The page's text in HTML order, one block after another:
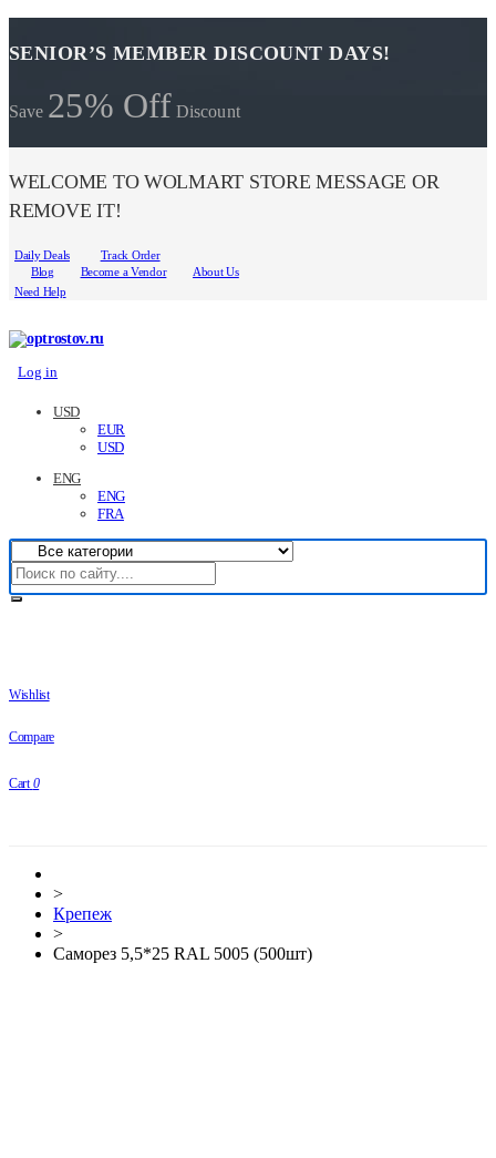
SENIOR’S MEMBER DISCOUNT DAYS!
Save 25% Off Discount
WELCOME TO WOLMART STORE MESSAGE OR
REMOVE IT!
Daily Deals
Track Order
Blog
Become a Vendor
About Us
Need Help
Log in
USD
EUR
USD
ENG
ENG
FRA
Wishlist
Compare
Cart 0
>
Крепеж
>
Саморез 5,5*25 RAL 5005 (500шт)